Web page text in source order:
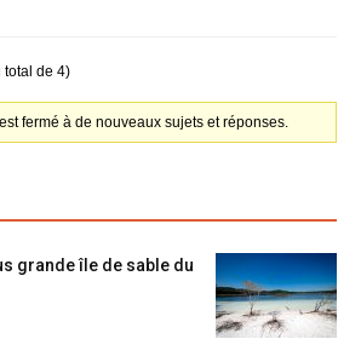
total de 4)
fermé à de nouveaux sujets et réponses.
grande île de sable du